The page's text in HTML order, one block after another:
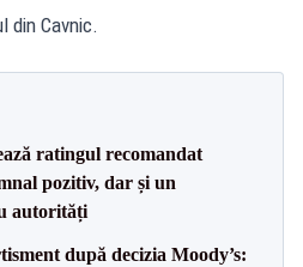
din Cavnic.
ratingul recomandat
pozitiv, dar și un
autorități
după decizia Moody’s: